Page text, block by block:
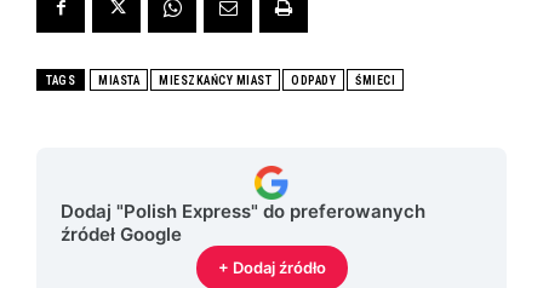
TAGS MIASTA MIESZKAŃCY MIAST ODPADY ŚMIECI
Dodaj "Polish Express" do preferowanych
źródeł Google
+ Dodaj źródło